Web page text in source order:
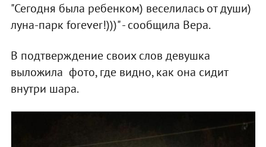
"Сегодня была ребенком) веселилась от души)
луна-парк forever!)))" - сообщила Вера.
В подтверждение своих слов девушка
выложила фото, где видно, как она сидит
внутри шара.